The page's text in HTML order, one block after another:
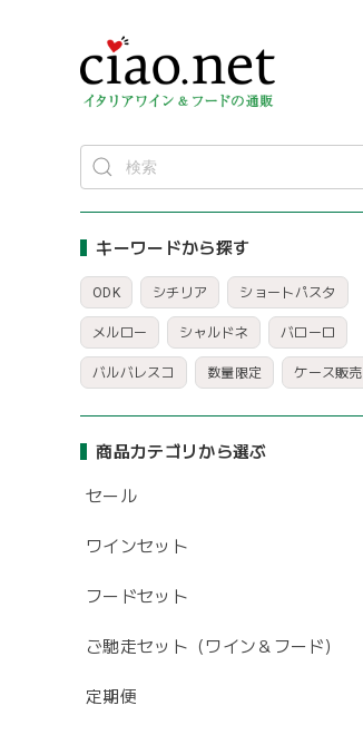
キーワードから探す
ODK シチリア ショートパスタ
メルロー シャルドネ バローロ
バルバレスコ 数量限定 ケース販売
商品カテゴリから選ぶ
セール
ワインセット
フードセット
ご馳走セット（ワイン＆フード）
定期便